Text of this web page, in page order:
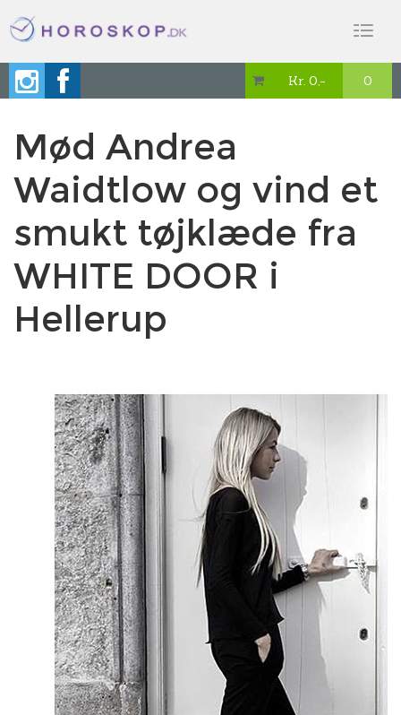
 Kr. 0,- 0
Mød Andrea
Waidtlow og vind et
smukt tøjklæde fra
WHITE DOOR i
Hellerup